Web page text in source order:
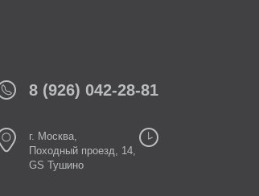
8 (926) 042-28-81
г. Москва,
Походный проезд, 14,
GS Тушино